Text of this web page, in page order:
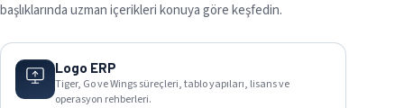
başlıklarında uzman içerikleri konuya göre keşfedin.
Logo ERP
Tiger, Go ve Wings süreçleri, tablo yapıları, lisans ve
operasyon rehberleri.